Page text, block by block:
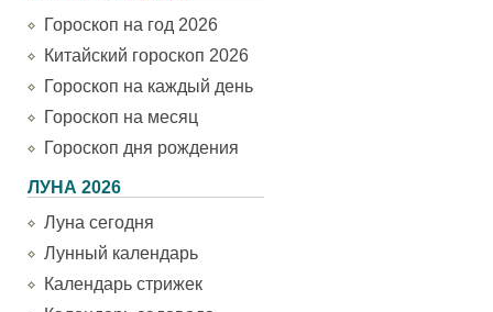
Гороскоп на год 2026
Китайский гороскоп 2026
Гороскоп на каждый день
Гороскоп на месяц
Гороскоп дня рождения
ЛУНА 2026
Луна сегодня
Лунный календарь
Календарь стрижек